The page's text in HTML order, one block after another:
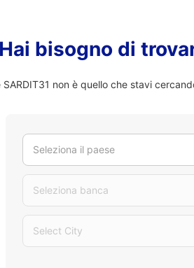
Hai bisogno di
SARDIT31 non è quello che stavi
Seleziona il paese
Seleziona banca
Select City